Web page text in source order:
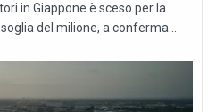
in Giappone è sceso per la
del milione, a conferma...